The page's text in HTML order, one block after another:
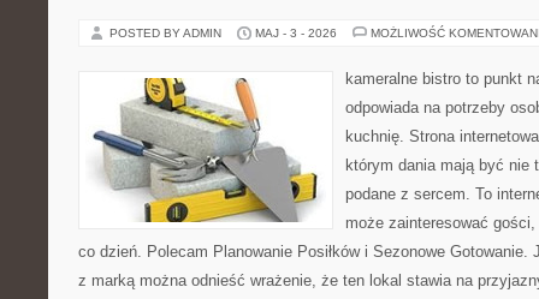
POSTED BY ADMIN MAJ - 3 - 2026 MOŻLIWOŚĆ
kameralne bistro to punkt
odpowiada na potrzeby
kuchnię. Strona
którym dania mają być nie
podane z sercem. To
może zainteresować
co dzień. Polecam Planowanie Posiłków i Sezonowe Gotowanie.
z marką można odnieść wrażenie, że ten lokal stawia na